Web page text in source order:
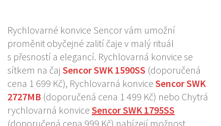
Rychlovarné konvice Sencor vám umožní
proměnit obyčejné zalití čaje v malý rituál
s přesností a elegancí. Rychlovarná konvice se
sítkem na čaj Sencor SWK 1590SS (doporučená
cena 1 699 Kč), Rychlovarná konvice Sencor SWK
2727MB (doporučená cena 1 499 Kč) nebo Chytrá
rychlovarná konvice SencorSWK 1795SS
(doporučená cena 999 Kč) nabízejí možnost